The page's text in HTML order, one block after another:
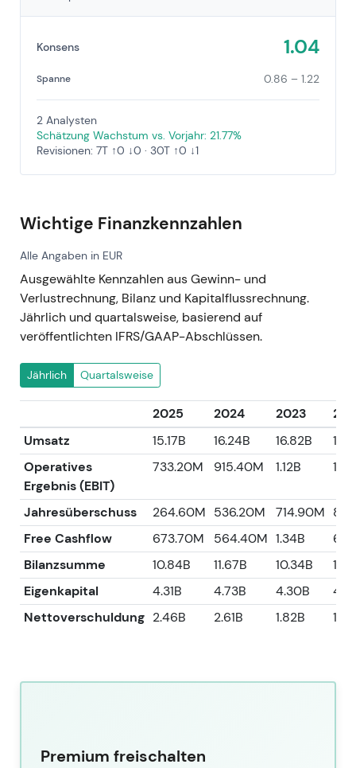
Konsens 1.04
Spanne 0.86 – 1.22
2 Analysten
Schätzung Wachstum vs. Vorjahr: 21.77%
Revisionen: 7T ↑0 ↓0 · 30T ↑0 ↓1
Wichtige Finanzkennzahlen
Alle Angaben in EUR
Ausgewählte Kennzahlen aus Gewinn- und
Verlustrechnung, Bilanz und Kapitalflussrechnung.
Jährlich und quartalsweise, basierend auf
veröffentlichten IFRS/GAAP-Abschlüssen.
Jährlich Quartalsweise
2025 2024 2023
Umsatz
15.17B 16.24B 16.82B
Operatives
Ergebnis (EBIT)
733.20M 915.40M 1.12B
Jahresüberschuss 264.60M 536.20M 714.90M
Free Cashflow
673.70M 564.40M 1.34B
Bilanzsumme
10.84B 11.67B 10.34B
Eigenkapital
4.31B 4.73B 4.30B
Nettoverschuldung 2.46B 2.61B 1.82B
Premium freischalten